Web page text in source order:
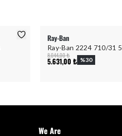
Ray-Ban
Ray-Ban 2224 710/31
8.044,00 ₺
5.631,00 ₺ %30
We Are